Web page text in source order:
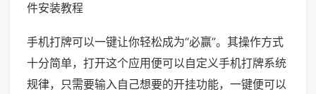
件安装教程
手机打牌可以一键让你轻松成为“必赢”。其操作方式
十分简单，打开这个应用便可以自定义手机打牌系统
规律，只需要输入自己想要的开挂功能，一键便可以